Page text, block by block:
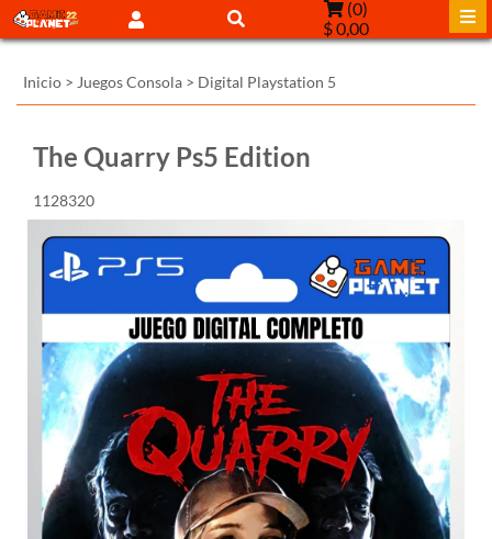
(0)
$ 0,00
Inicio > Juegos Consola > Digital Playstation 5
The Quarry Ps5 Edition
1128320